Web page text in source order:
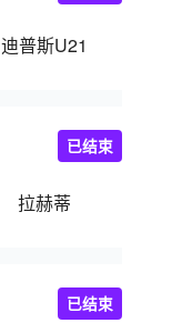
迪普斯U21
拉赫蒂
已结束
已结束